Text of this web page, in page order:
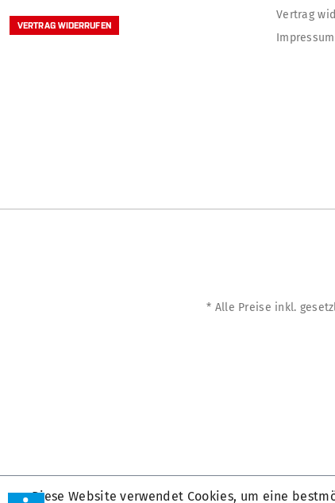
VERTRAG WIDERRUFEN
Vertrag
Impressum
* Alle Preise inkl.
Diese Website verwendet Cookies, um eine